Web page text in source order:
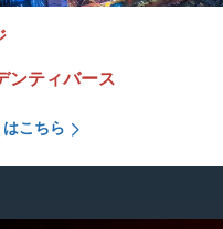
ンティバース
こちら